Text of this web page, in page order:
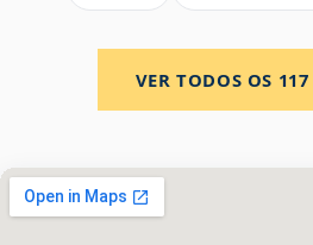
VER TODOS OS 117